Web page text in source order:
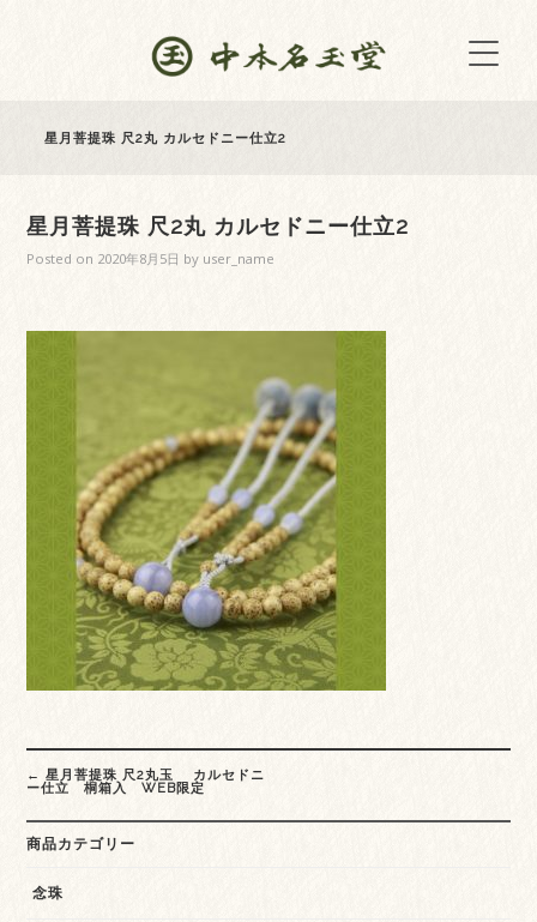
星月菩提珠 尺2丸 カルセドニー仕立2
星月菩提珠 尺2丸 カルセドニー仕立2
Posted on 2020年8月5日 by user_name
Post
navigation
← 星月菩提珠 尺2丸玉 カルセドニ
ー仕立 桐箱入 WEB限定
商品カテゴリー
念珠